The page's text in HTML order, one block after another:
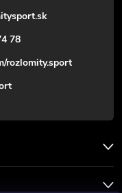
78
rozlomity.sport